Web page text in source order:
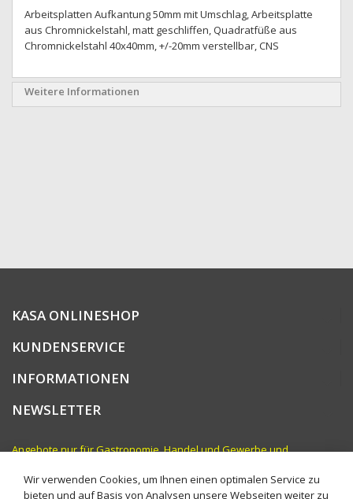
Bildgalerie
springen
Arbeitsplatten Aufkantung 50mm mit Umschlag, Arbeitsplatte
aus Chromnickelstahl, matt geschliffen, Quadratfüße aus
Chromnickelstahl 40x40mm, +/-20mm verstellbar, CNS
Weitere Informationen
KASA ONLINESHOP
KUNDENSERVICE
INFORMATIONEN
NEWSLETTER
Angebote nur für Gastronomie, Handel und Gewerbe und
Wir verwenden Cookies, um Ihnen einen optimalen Service zu
bieten und auf Basis von Analysen unsere Webseiten weiter zu